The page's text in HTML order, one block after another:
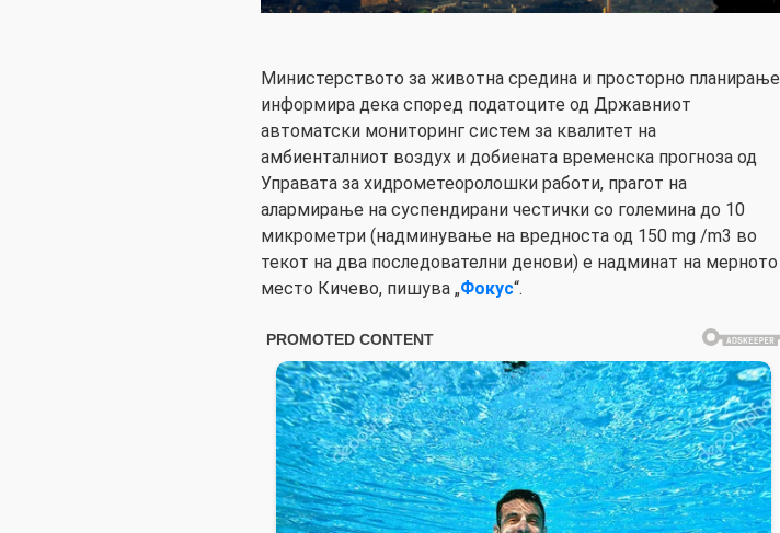
Министерството за животна средина и просторно планирање
информира дека според податоците од Државниот
автоматски мониторинг систем за квалитет на
амбиенталниот воздух и добиената временска прогноза од
Управата за хидрометеоролошки работи, прагот на
алармирање на суспендирани честички со големина до 10
микрометри (надминување на вредноста од 150 mg /m3 во
текот на два последователни денови) е надминат на мерното
место Кичево, пишува „Фокус“.